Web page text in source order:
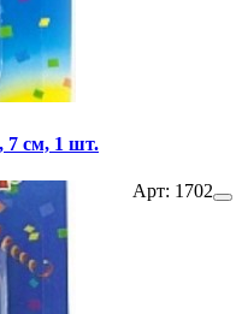
7 см, 1 шт.
Арт: 1702